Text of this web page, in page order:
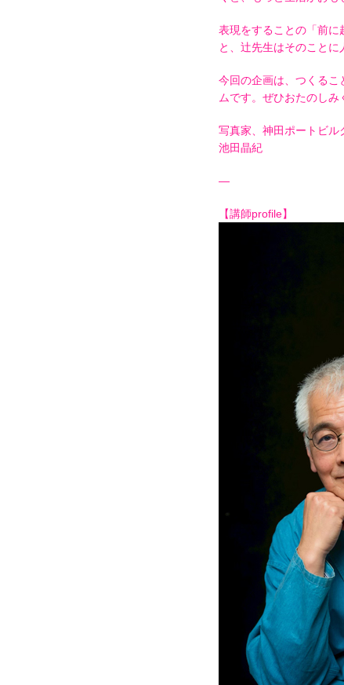
表現をすることの「前に
と、辻先生はそのことに
今回の企画は、つくるこ
ムです。ぜひおたのしみ
写真家、神田ポートビル
池田晶紀
—
【講師profile】